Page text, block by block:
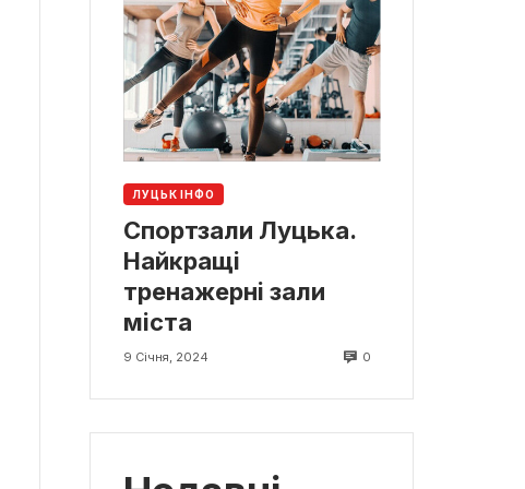
ЛУЦЬК ІНФО
Спортзали Луцька.
Найкращі
тренажерні зали
міста
9 Січня, 2024 0